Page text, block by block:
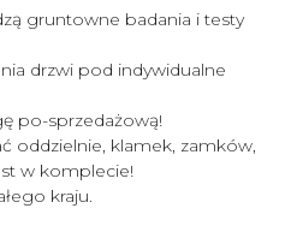
gruntowne badania i testy
drzwi pod indywidualne
po-sprzedażową!
oddzielnie, klamek, zamków,
w komplecie!
kraju.